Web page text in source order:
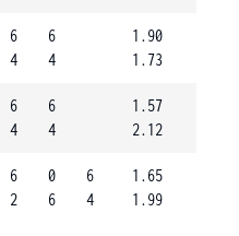
6
4
6
4
1.90
1.73
6
4
6
4
1.57
2.12
6
2
0
6
6
4
1.65
1.99